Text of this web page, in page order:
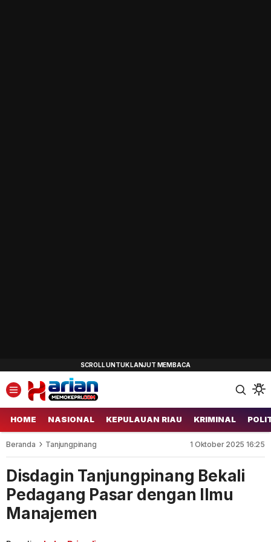
HOME NASIONAL KEPULAUAN RIAU KRIMINAL
Beranda Tanjungpinang 1 Oktober 2025 16:25
Disdagin Tanjungpinang Bekali
Pedagang Pasar dengan Ilmu
Manajemen